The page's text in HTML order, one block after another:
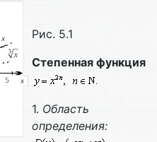
Рис. 5.1
Степенная функция
1. Область
определения: